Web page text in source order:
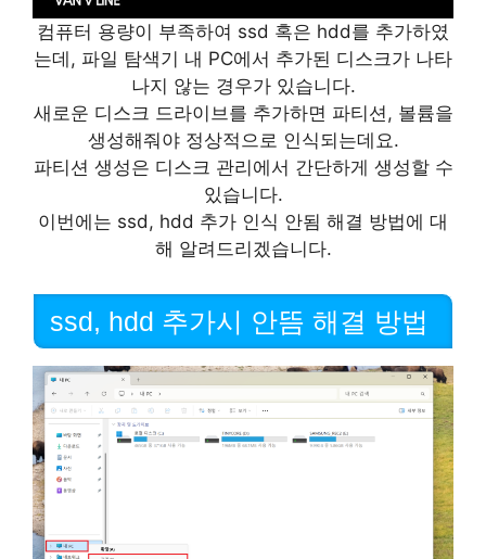
컴퓨터 용량이 부족하여 ssd 혹은 hdd를 추가하였
는데, 파일 탐색기 내 PC에서 추가된 디스크가 나타
나지 않는 경우가 있습니다.
새로운 디스크 드라이브를 추가하면 파티션, 볼륨을
생성해줘야 정상적으로 인식되는데요.
파티션 생성은 디스크 관리에서 간단하게 생성할 수
있습니다.
이번에는 ssd, hdd 추가 인식 안됨 해결 방법에 대
해 알려드리겠습니다.
ssd, hdd 추가시 안뜸 해결 방법